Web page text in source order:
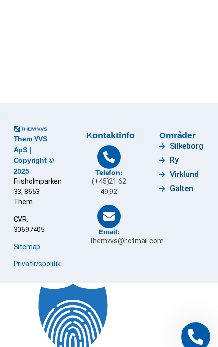
Them VVS
ApS |
Copyright ©
2025
Frisholmparken
33, 8653
Them
CVR:
30697405
Sitemap
Privatlivspolitik
Kontaktinfo
Telefon:
(+45)21 62
49 92
Email:
themvvs@hotmail.com
Områder
Silkeborg
Ry
Virklund
Galten